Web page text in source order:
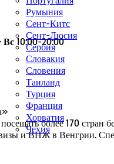
Румыния
Сент-Китс
Сент-Люсия
Сербия
Словакия
Словения
Таиланд
Турция
Франция
Хорватия
Чехия
Вс 10:00-20:00
более 170 стран
и ВНЖ в Венгрии.